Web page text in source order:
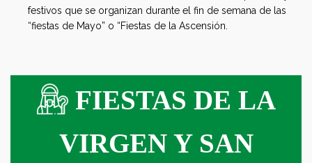
festivos que se organizan durante el fin de semana de las
“fiestas de Mayo” o “Fiestas de la Ascensión.
FIESTAS DE LA
VIRGEN Y SAN